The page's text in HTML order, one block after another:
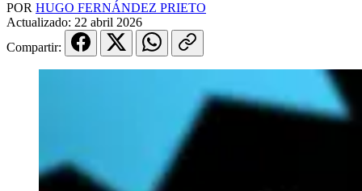
POR HUGO FERNÁNDEZ PRIETO
Actualizado: 22 abril 2026
Compartir: